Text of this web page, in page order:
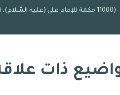
(11000 حكمة للإمام علي (عليه السَّلام)، الآمدي، الصَّفحة 21)
ذات